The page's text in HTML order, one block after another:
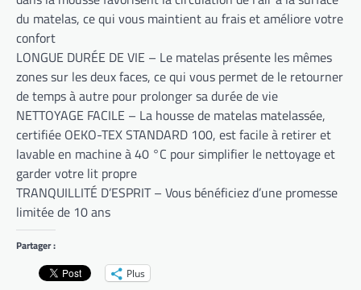
du matelas, ce qui vous maintient au frais et améliore votre
confort
LONGUE DURÉE DE VIE – Le matelas présente les mêmes
zones sur les deux faces, ce qui vous permet de le retourner
de temps à autre pour prolonger sa durée de vie
NETTOYAGE FACILE – La housse de matelas matelassée,
certifiée OEKO-TEX STANDARD 100, est facile à retirer et
lavable en machine à 40 °C pour simplifier le nettoyage et
garder votre lit propre
TRANQUILLITÉ D’ESPRIT – Vous bénéficiez d’une promesse
limitée de 10 ans
Partager :
Plus